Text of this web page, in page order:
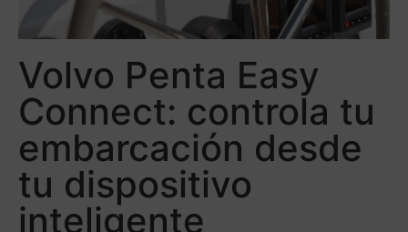
Volvo Penta Easy
Connect: controla tu
embarcación desde
tu dispositivo
inteligente